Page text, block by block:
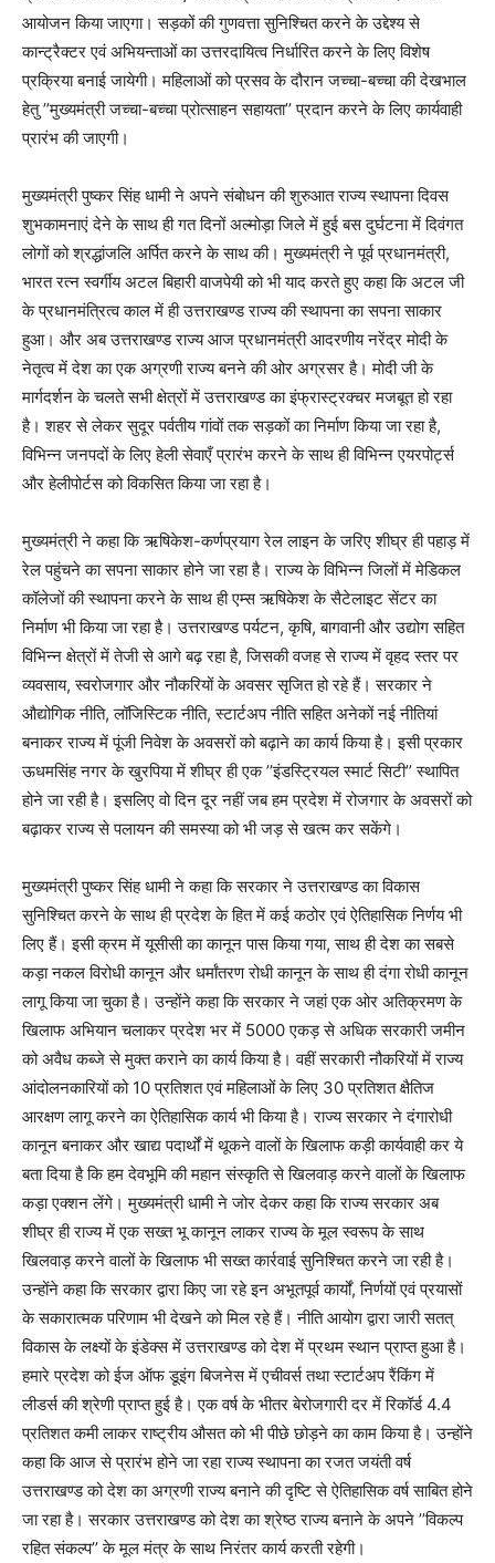
आयोजन किया जाएगा। सड़कों की गुणवत्ता सुनिश्चित करने के उद्देश्य से
कान्ट्रैक्टर एवं अभियन्ताओं का उत्तरदायित्व निर्धारित करने के लिए विशेष
प्रक्रिया बनाई जायेगी। महिलाओं को प्रसव के दौरान जच्चा-बच्चा की देखभाल
हेतु ’’मुख्यमंत्री जच्चा-बच्चा प्रोत्साहन सहायता’’ प्रदान करने के लिए कार्यवाही
प्रारंभ की जाएगी।
मुख्यमंत्री पुष्कर सिंह धामी ने अपने संबोधन की शुरुआत राज्य स्थापना दिवस
शुभकामनाएं देने के साथ ही गत दिनों अल्मोड़ा जिले में हुई बस दुर्घटना में दिवंगत
लोगों को श्रद्धांजलि अर्पित करने के साथ की। मुख्यमंत्री ने पूर्व प्रधानमंत्री,
भारत रत्न स्वर्गीय अटल बिहारी वाजपेयी को भी याद करते हुए कहा कि अटल जी
के प्रधानमंत्रित्व काल में ही उत्तराखण्ड राज्य की स्थापना का सपना साकार
हुआ। और अब उत्तराखण्ड राज्य आज प्रधानमंत्री आदरणीय नरेंद्र मोदी के
नेतृत्व में देश का एक अग्रणी राज्य बनने की ओर अग्रसर है। मोदी जी के
मार्गदर्शन के चलते सभी क्षेत्रों में उत्तराखण्ड का इंफ्रास्ट्रक्चर मजबूत हो रहा
है। शहर से लेकर सुदूर पर्वतीय गांवों तक सड़कों का निर्माण किया जा रहा है,
विभिन्न जनपदों के लिए हेली सेवाएँ प्रारंभ करने के साथ ही विभिन्न एयरपोर्ट्स
और हेलीपोर्टस को विकसित किया जा रहा है।
मुख्यमंत्री ने कहा कि ऋषिकेश-कर्णप्रयाग रेल लाइन के जरिए शीघ्र ही पहाड़ में
रेल पहुंचने का सपना साकार होने जा रहा है। राज्य के विभिन्न जिलों में मेडिकल
कॉलेजों की स्थापना करने के साथ ही एम्स ऋषिकेश के सैटेलाइट सेंटर का
निर्माण भी किया जा रहा है। उत्तराखण्ड पर्यटन, कृषि, बागवानी और उद्योग सहित
विभिन्न क्षेत्रों में तेजी से आगे बढ़ रहा है, जिसकी वजह से राज्य में वृहद स्तर पर
व्यवसाय, स्वरोजगार और नौकरियों के अवसर सृजित हो रहे हैं। सरकार ने
औद्योगिक नीति, लॉजिस्टिक नीति, स्टार्टअप नीति सहित अनेकों नई नीतियां
बनाकर राज्य में पूंजी निवेश के अवसरों को बढ़ाने का कार्य किया है। इसी प्रकार
ऊधमसिंह नगर के खुरपिया में शीघ्र ही एक ’’इंडस्ट्रियल स्मार्ट सिटी’’ स्थापित
होने जा रही है। इसलिए वो दिन दूर नहीं जब हम प्रदेश में रोजगार के अवसरों को
बढ़ाकर राज्य से पलायन की समस्या को भी जड़ से खत्म कर सकेंगे।
मुख्यमंत्री पुष्कर सिंह धामी ने कहा कि सरकार ने उत्तराखण्ड का विकास
सुनिश्चित करने के साथ ही प्रदेश के हित में कई कठोर एवं ऐतिहासिक निर्णय भी
लिए हैं। इसी क्रम में यूसीसी का कानून पास किया गया, साथ ही देश का सबसे
कड़ा नकल विरोधी कानून और धर्मांतरण रोधी कानून के साथ ही दंगा रोधी कानून
लागू किया जा चुका है। उन्होंने कहा कि सरकार ने जहां एक ओर अतिक्रमण के
खिलाफ अभियान चलाकर प्रदेश भर में 5000 एकड़ से अधिक सरकारी जमीन
को अवैध कब्जे से मुक्त कराने का कार्य किया है। वहीं सरकारी नौकरियों में राज्य
आंदोलनकारियों को 10 प्रतिशत एवं महिलाओं के लिए 30 प्रतिशत क्षैतिज
आरक्षण लागू करने का ऐतिहासिक कार्य भी किया है। राज्य सरकार ने दंगारोधी
कानून बनाकर और खाद्य पदार्थों में थूकने वालों के खिलाफ कड़ी कार्यवाही कर ये
बता दिया है कि हम देवभूमि की महान संस्कृति से खिलवाड़ करने वालों के खिलाफ
कड़ा एक्शन लेंगे। मुख्यमंत्री धामी ने जोर देकर कहा कि राज्य सरकार अब
शीघ्र ही राज्य में एक सख्त भू कानून लाकर राज्य के मूल स्वरूप के साथ
खिलवाड़ करने वालों के खिलाफ भी सख्त कार्रवाई सुनिश्चित करने जा रही है।
उन्होंने कहा कि सरकार द्वारा किए जा रहे इन अभूतपूर्व कार्यों, निर्णयों एवं प्रयासों
के सकारात्मक परिणाम भी देखने को मिल रहे हैं। नीति आयोग द्वारा जारी सतत्
विकास के लक्ष्यों के इंडेक्स में उत्तराखण्ड को देश में प्रथम स्थान प्राप्त हुआ है।
हमारे प्रदेश को ईज ऑफ डूइंग बिजनेस में एचीवर्स तथा स्टार्टअप रैंकिंग में
लीडर्स की श्रेणी प्राप्त हुई है। एक वर्ष के भीतर बेरोजगारी दर में रिकॉर्ड 4.4
प्रतिशत कमी लाकर राष्ट्रीय औसत को भी पीछे छोड़ने का काम किया है। उन्होंने
कहा कि आज से प्रारंभ होने जा रहा राज्य स्थापना का रजत जयंती वर्ष
उत्तराखण्ड को देश का अग्रणी राज्य बनाने की दृष्टि से ऐतिहासिक वर्ष साबित होने
जा रहा है। सरकार उत्तराखण्ड को देश का श्रेष्ठ राज्य बनाने के अपने ’’विकल्प
रहित संकल्प’’ के मूल मंत्र के साथ निरंतर कार्य करती रहेगी।